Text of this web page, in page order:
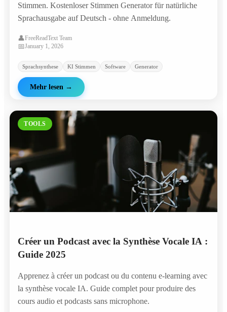
Stimmen. Kostenloser Stimmen Generator für natürliche
Sprachausgabe auf Deutsch - ohne Anmeldung.
👤FreeReadText Team
📅January 1, 2026
Sprachsynthese KI Stimmen Software Generator
Mehr lesen →
TOOLS
Créer un Podcast avec la Synthèse Vocale IA :
Guide 2025
Apprenez à créer un podcast ou du contenu e-learning avec
la synthèse vocale IA. Guide complet pour produire des
cours audio et podcasts sans microphone.